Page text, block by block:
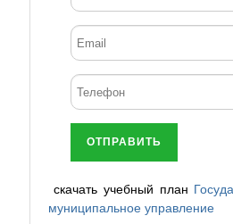
ОТПРАВИТЬ
скачать учебный план
муниципальное управление